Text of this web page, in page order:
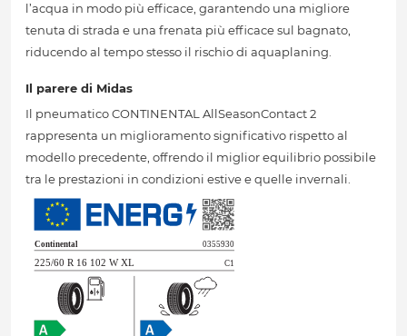
l’acqua in modo più efficace, garantendo una migliore
tenuta di strada e una frenata più efficace sul bagnato,
riducendo al tempo stesso il rischio di aquaplaning.
Il parere di Midas
Il pneumatico CONTINENTAL AllSeasonContact 2
rappresenta un miglioramento significativo rispetto al
modello precedente, offrendo il miglior equilibrio possibile
tra le prestazioni in condizioni estive e quelle invernali.